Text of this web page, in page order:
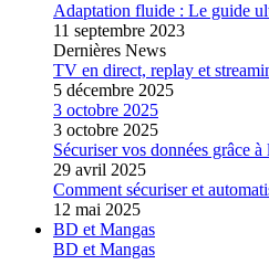
Adaptation fluide : Le guide
11 septembre 2023
Dernières News
TV en direct, replay et
5 décembre 2025
3 octobre 2025
3 octobre 2025
Sécuriser vos données grâce
29 avril 2025
Comment sécuriser et
12 mai 2025
BD et Mangas
BD et Mangas